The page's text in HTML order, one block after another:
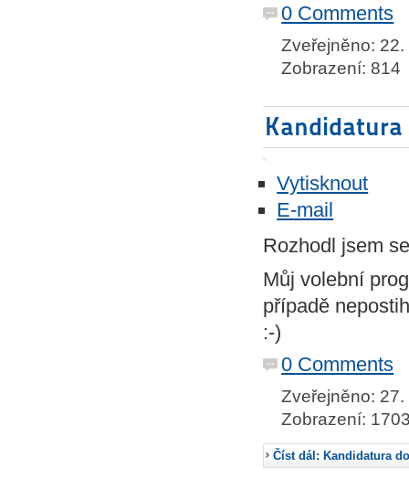
0 Comments
Zveřejněno:
Zobrazení: 814
Kandidatura
Vytisknout
E-mail
Rozhodl jsem
Můj volební
případě
:-)
0 Comments
Zveřejněno:
Zobrazení:
Číst dál: Kandidatura